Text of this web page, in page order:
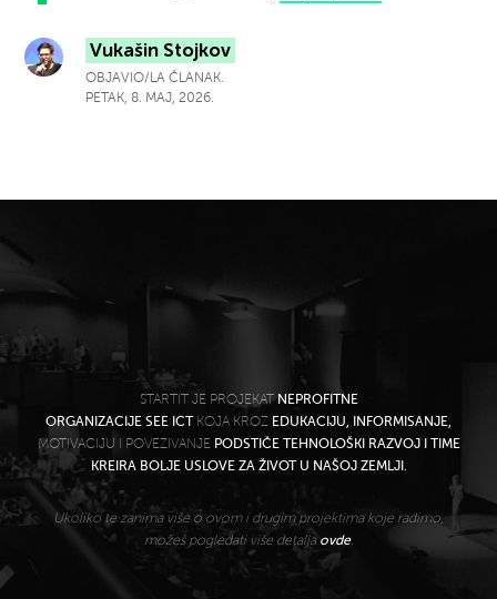
Vukašin Stojkov
OBJAVIO/LA ČLANAK.
PETAK, 8. MAJ, 2026.
STARTIT JE PROJEKAT NEPROFITNE
ORGANIZACIJE SEE ICTKOJA KROZ EDUKACIJU, INFORMISANJE,
MOTIVACIJU I POVEZIVANJE PODSTIČE TEHNOLOŠKI RAZVOJ I TIME
KREIRA BOLJE USLOVE ZA ŽIVOT U NAŠOJ ZEMLJI.
Ukoliko te zanima više o ovom i drugim projektima koje radimo,
možeš pogledati više detalja ovde.